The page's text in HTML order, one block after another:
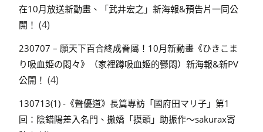
在10月放送新動畫、「武井宏之」新海報&預告片一同公
開！ (4)
230707 – 願天下百合終成眷屬！10月新動畫《ひきこま
り吸血姫の悶々》（家裡蹲吸血姬的鬱悶）新海報&新PV
公開！ (4)
130713(1) -《聲優道》長篇專訪「國府田マリ子」第1
回：陰錯陽差入名門、撒嬌「摸頭」助振作～sakurax寄